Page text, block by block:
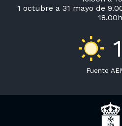
1 octubre a 31 mayo de
18.00h
Fuente